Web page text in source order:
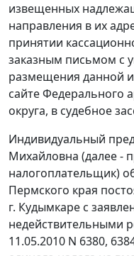
извещенных
направления в их
принятии
заказным письмом с
размещения данной
сайтеФедерального
округа, в судебное
Индивидуальный
Михайловна (далее -
налогоплательщик)
Пермского края
г. Кудымкаре с
недействительными
11.05.2010 N 6380,